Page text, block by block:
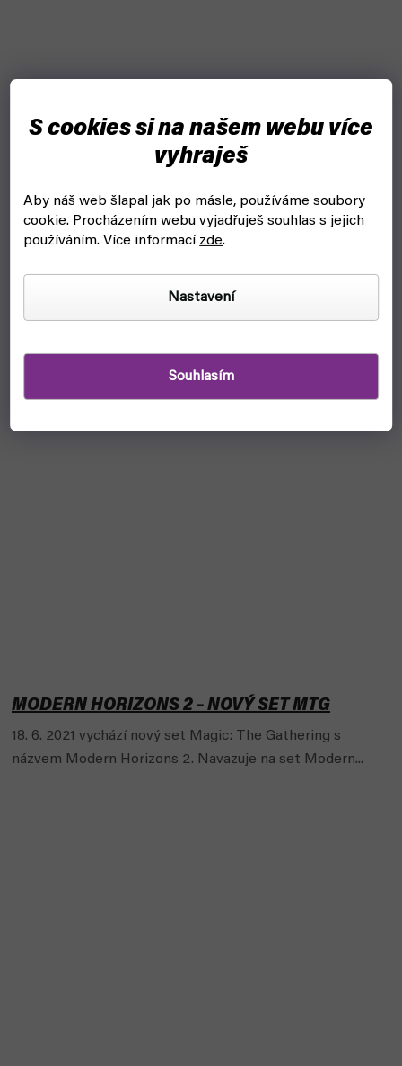
S cookies si na našem webu více
vyhraješ
Aby náš web šlapal jak po másle, používáme soubory
cookie. Procházením webu vyjadřuješ souhlas s jejich
používáním. Více informacízde.
Nastavení
Souhlasím
23. 7. 2021 vychází další set Magic: The Gathering.
Tentokrát si na své přijdou všichni milovníci RP...
MODERN HORIZONS 2 – NOVÝ SET MTG
18. 6. 2021 vychází nový set Magic: The Gathering s
názvem Modern Horizons 2. Navazuje na set Modern...